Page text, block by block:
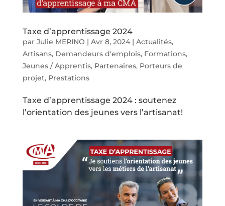
Taxe d’apprentissage 2024
par Julie MERINO | Avr 8, 2024| Actualités,
Artisans, Demandeurs d'emplois, Formations,
Jeunes / Apprentis, Partenaires, Porteurs de
projet, Prestations
Taxe d’apprentissage 2024 : soutenez
l’orientation des jeunes vers l’artisanat!